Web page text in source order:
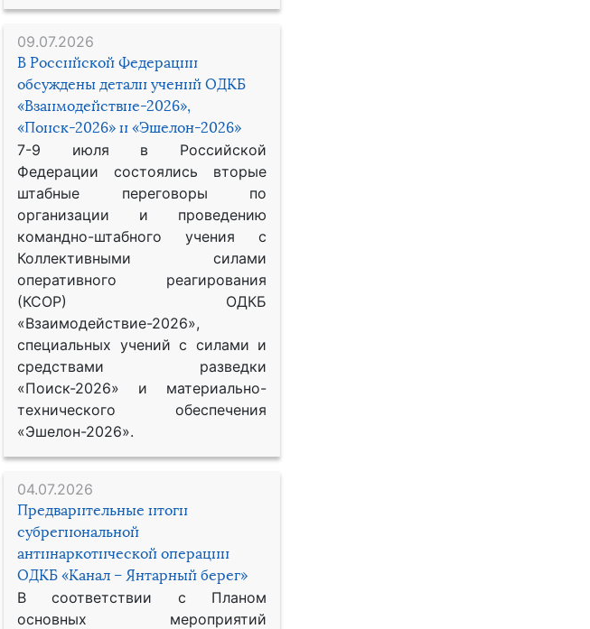
09.07.2026
В Российской Федерации
обсуждены детали учений ОДКБ
«Взаимодействие-2026»,
«Поиск-2026» и «Эшелон-2026»
7-9 июля в Российской
Федерации состоялись вторые
штабные переговоры по
организации и проведению
командно-штабного учения с
Коллективными силами
оперативного реагирования
(КСОР) ОДКБ
«Взаимодействие-2026»,
специальных учений с силами и
средствами разведки
«Поиск-2026» и материально-
технического обеспечения
«Эшелон-2026».
04.07.2026
Предварительные итоги
субрегиональной
антинаркотической операции
ОДКБ «Канал – Янтарный берег»
В соответствии с Планом
основных мероприятий